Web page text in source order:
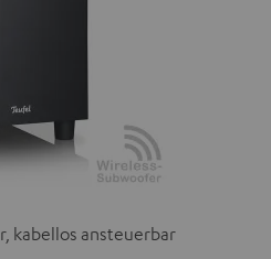
kabellos ansteuerbar